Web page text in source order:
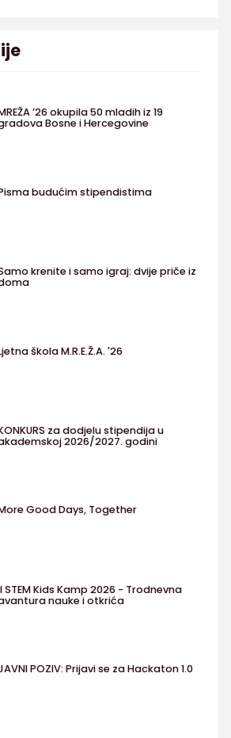
’26 okupila 50 mladih iz 19
Bosne i Hercegovine
budućim stipendistima
krenite i samo igraj: dvije priče iz
škola M.R.E.Ž.A. '26
za dodjelu stipendija u
2026/2027. godini
Good Days, Together
STEM Kids Kamp 2026 - Trodnevna
nauke i otkrića
POZIV: Prijavi se za Hackaton 1.0